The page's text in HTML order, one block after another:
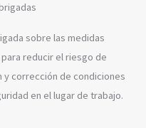
sobre las medidas
reducir el riesgo de
corrección de condiciones
en el lugar de trabajo.